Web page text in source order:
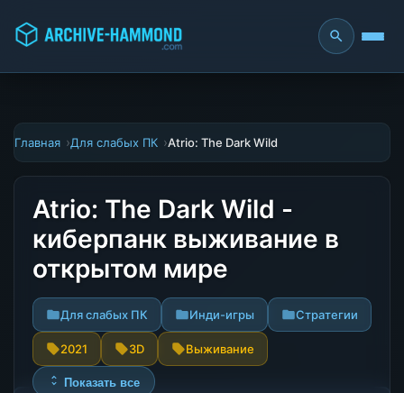
Главная Для слабых ПК Atrio: The Dark Wild
Atrio: The Dark Wild -
киберпанк выживание в
открытом мире
Для слабых ПК Инди-игры Стратегии
2021 3D Выживание
Показать все